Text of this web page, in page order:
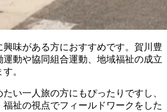
味がある方におすすめです。賀川豊
運動や協同組合運動、地域福祉の成立
。
い一人旅の方にもぴったりですし、
祉の視点でフィールドワークをした